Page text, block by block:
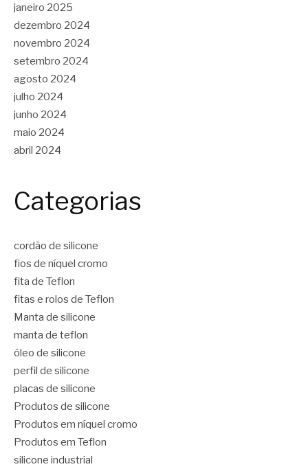
janeiro 2025
dezembro 2024
novembro 2024
setembro 2024
agosto 2024
julho 2024
junho 2024
maio 2024
abril 2024
Categorias
cordão de silicone
fios de níquel cromo
fita de Teflon
fitas e rolos de Teflon
Manta de silicone
manta de teflon
óleo de silicone
perfil de silicone
placas de silicone
Produtos de silicone
Produtos em níquel cromo
Produtos em Teflon
silicone industrial